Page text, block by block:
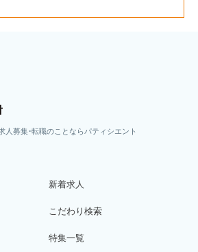
人募集・転職のことならパティシエント
新着求人
こだわり検索
特集一覧